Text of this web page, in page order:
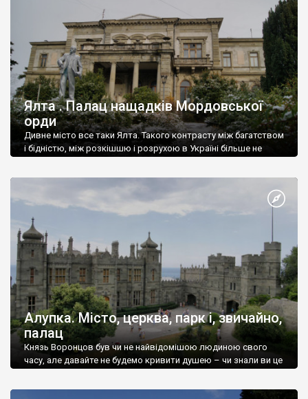
Ялта . Палац нащадків Мордовської
орди
Дивне місто все таки Ялта. Такого контрасту між багатством
і бідністю, між розкішшю і розрухою в Україні більше не
Алупка. Місто, церква, парк і, звичайно,
палац
Князь Воронцов був чи не найвідомішою людиною свого
часу, але давайте не будемо кривити душею – чи знали ви це